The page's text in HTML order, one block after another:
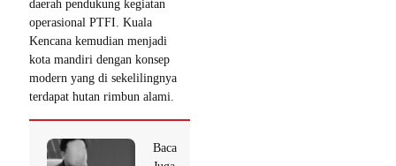
daerah pendukung kegiatan
operasional PTFI. Kuala
Kencana kemudian menjadi
kota mandiri dengan konsep
modern yang di sekelilingnya
terdapat hutan rimbun alami.
Baca